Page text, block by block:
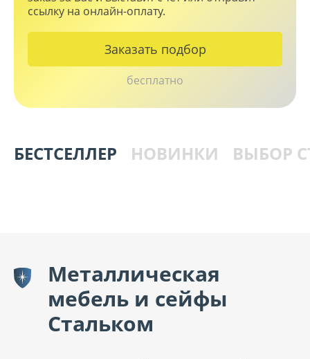
ссылку на онлайн-оплату.
Заказать подбор
бесплатно
БЕСТСЕЛЛЕР НОВИНКИ ВЫБОР
Металлическая
мебель и сейфы
Стальком